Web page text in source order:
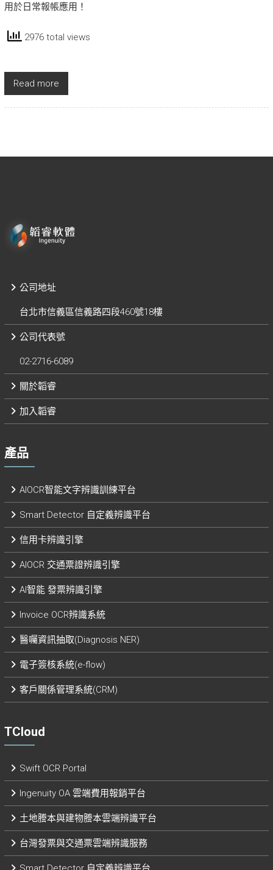
用於日常報帳應用！
2976 total views
Read more
公司地址
台北市信義區信義路四段460號18樓
公司代表號
02-2716-6089
關於韜睿
加入韜睿
產品
AIOCR智能文字辨識訓練平台
Smart Detector 自定義辨識平台​
信用卡辨識引擎
AIOCR 交通票證辨識引擎
AI智能 發票辨識引擎​
Invoice OCR辨識系統
醫囑資訊抽取(Diagnosis NER)
電子簽核系統(e-flow)
客戶關係管理系統(CRM)
TCloud
Swift OCR Portal
Ingenuity OA 雲端費用報銷平台
土地謄本與建物謄本雲端辨識平台
台灣發票與交通票雲端辨識服務